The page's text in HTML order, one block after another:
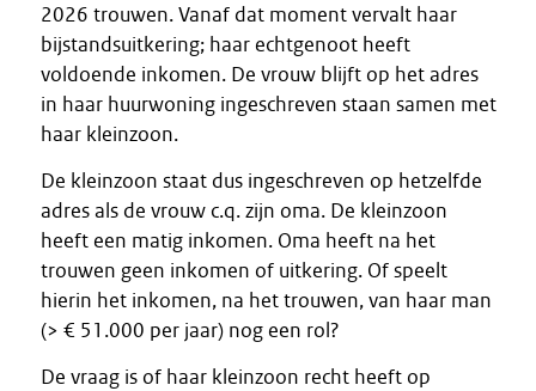
2026 trouwen. Vanaf dat moment vervalt haar
bijstandsuitkering; haar echtgenoot heeft
voldoende inkomen. De vrouw blijft op het adres
in haar huurwoning ingeschreven staan samen met
haar kleinzoon.
De kleinzoon staat dus ingeschreven op hetzelfde
adres als de vrouw c.q. zijn oma. De kleinzoon
heeft een matig inkomen. Oma heeft na het
trouwen geen inkomen of uitkering. Of speelt
hierin het inkomen, na het trouwen, van haar man
(> € 51.000 per jaar) nog een rol?
De vraag is of haar kleinzoon recht heeft op